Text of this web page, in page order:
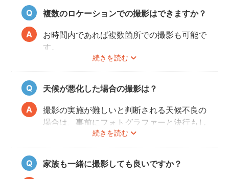
和装・ウェディングドレス・タキシードだけ
でなく、女性はミニドレス、男性はハットを
かぶったり、カラフルな蝶ネクタイをした
り、ジャケット以外のスタイルも流行ってい
複数のロケーションでの撮影はできますか？
続きを読む
お時間内であれば複数箇所での撮影も可能で
す。
事前に撮りたい場所や撮影のイメージをフォ
トグラファーさんと相談しておくと撮影もス
ムーズに行うことができますよ。
天候が悪化した場合の撮影は？
続きを読む
撮影の実施が難しいと判断される天候不良の
場合は、事前にフォトグラファーと決行もし
くは日時変更をご相談ください。
日時変更方法はこちらをご参照ください。
家族も一緒に撮影しても良いですか？